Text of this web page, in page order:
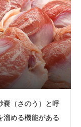
嚢（さのう）と呼
溜める機能がある